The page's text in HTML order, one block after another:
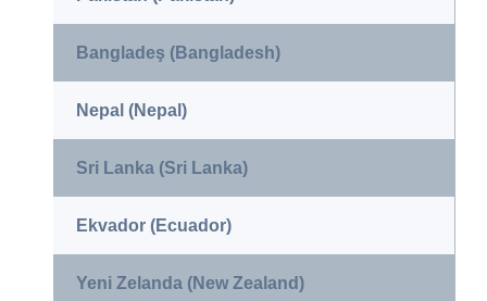
Bangladeş (Bangladesh)
Nepal (Nepal)
Sri Lanka (Sri Lanka)
Ekvador (Ecuador)
Yeni Zelanda (New Zealand)